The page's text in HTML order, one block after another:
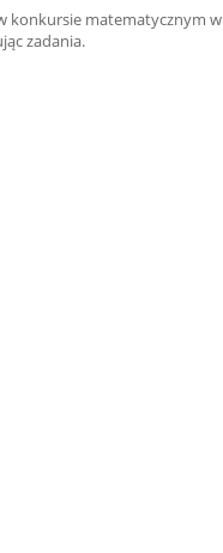
konkursie matematycznym w
zadania.